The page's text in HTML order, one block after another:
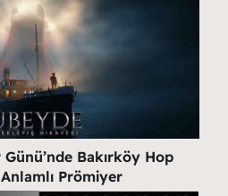
Bakırköy Hop
Anlamlı Prömiyer